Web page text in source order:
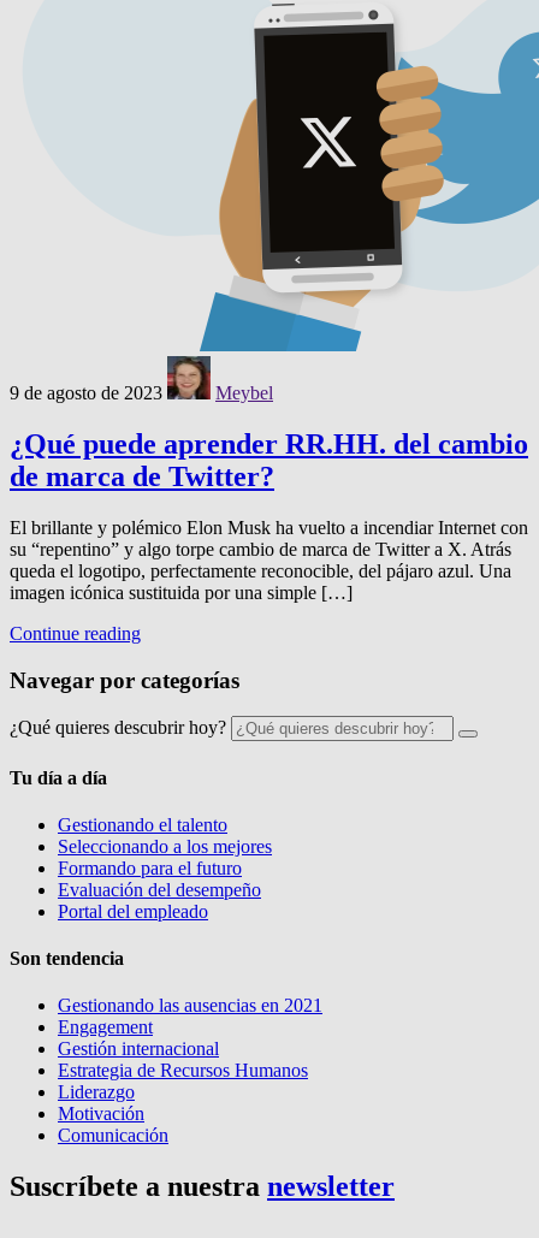
9 de agosto de 2023 Meybel
¿Qué puede aprender RR.HH. del cambio
de marca de Twitter?
El brillante y polémico Elon Musk ha vuelto a incendiar Internet con
su “repentino” y algo torpe cambio de marca de Twitter a X. Atrás
queda el logotipo, perfectamente reconocible, del pájaro azul. Una
imagen icónica sustituida por una simple […]
Continue reading
Navegar por categorías
¿Qué quieres descubrir hoy?
Tu día a día
Gestionando el talento
Seleccionando a los mejores
Formando para el futuro
Evaluación del desempeño
Portal del empleado
Son tendencia
Gestionando las ausencias en 2021
Engagement
Gestión internacional
Estrategia de Recursos Humanos
Liderazgo
Motivación
Comunicación
Suscríbete a nuestra newsletter